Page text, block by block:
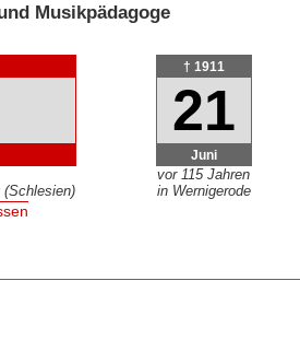
Musikpädagoge
(Schlesien)
† 1911
21
Juni
vor 115 Jahren
in Wernigerode